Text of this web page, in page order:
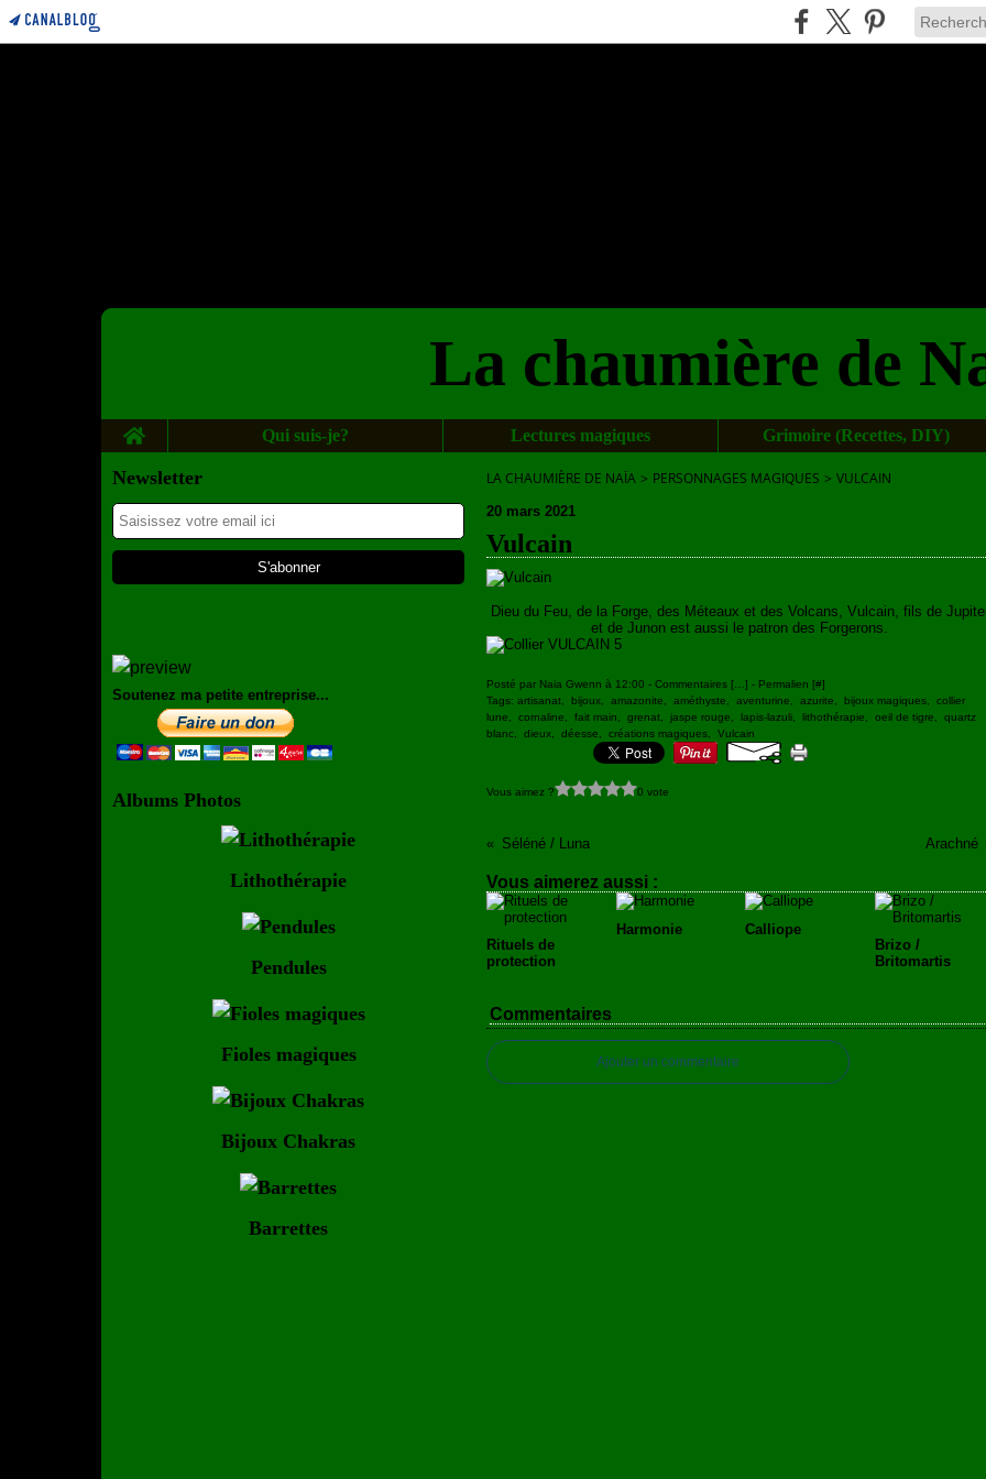
La chaumière de
Home Qui suis-je? Lectures magiques Grimoire (Recettes, DIY)
Newsletter
Soutenez ma petite entreprise...
Albums Photos
Lithothérapie
Pendules
Fioles magiques
Bijoux Chakras
Barrettes
LA CHAUMIÈRE DE NAÏA > PERSONNAGES MAGIQUES > VULCAIN
20 mars 2021
Vulcain
Dieu du Feu, de la Forge, des Méteaux et des Volcans, Vulcain, fils de
et de Junon est aussi le patron des Forgerons.
Posté par Naia Gwenn à 12:00 - Commentaires [ ] - Permalien [#]
Tags: artisanat bijoux amazonite améthyste aventurine azurite bijoux magiques
collier
lune
cornaline fait main grenat jaspe rouge lapis-lazuli lithothérapie oeil de tigre
quartz
blanc
dieux déesse créations magiques Vulcain
Vous aimez ? 0 vote
Séléné / Luna Arachné
Vous aimerez aussi :
Rituels de
protection
Harmonie
Calliope
Brizo /
Britomartis
Commentaires
Ajouter un commentaire